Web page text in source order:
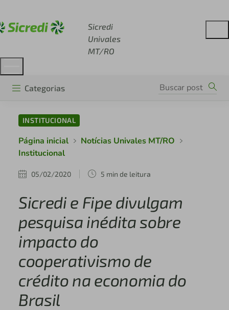
Sicredi
Univales
MT/RO
Categorias
INSTITUCIONAL
Página inicial
Notícias Univales MT/RO
Institucional
05/02/2020 5 min de leitura
Sicredi e Fipe divulgam
pesquisa inédita sobre
impacto do
cooperativismo de
crédito na economia do
Brasil